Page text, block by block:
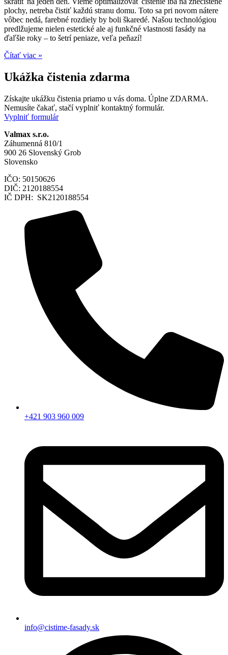
plochy, netreba čistiť každú stranu domu. Toto sa pri novom nátere
vôbec nedá, farebné rozdiely by boli škaredé. Našou technológiou
predlžujeme nielen estetické ale aj funkčné vlastnosti fasády na
ďaľšie roky – to šetrí peniaze, veľa peňazí!
Čítať viac »
Ukážka čistenia zdarma
Získajte ukážku čistenia priamo u vás doma. Úplne ZDARMA.
Nemusíte čakať, stačí vyplniť kontaktný formulár.
Vyplniť formulár
Valmax s.r.o.
Záhumenná 810/1
900 26 Slovenský Grob
Slovensko
IČO: 50150626
DIČ: 2120188554
IČ DPH: SK2120188554
+421 903 960 009
info@cistime-fasady.sk